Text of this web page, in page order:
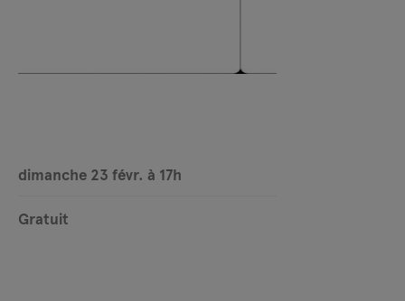
dimanche 23 févr. à 17h
Gratuit